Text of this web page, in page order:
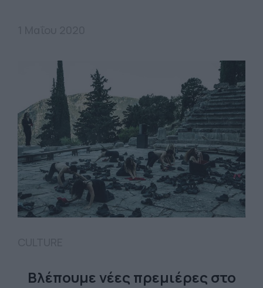
Βλέπουμε νέες πρεμιέρες στο